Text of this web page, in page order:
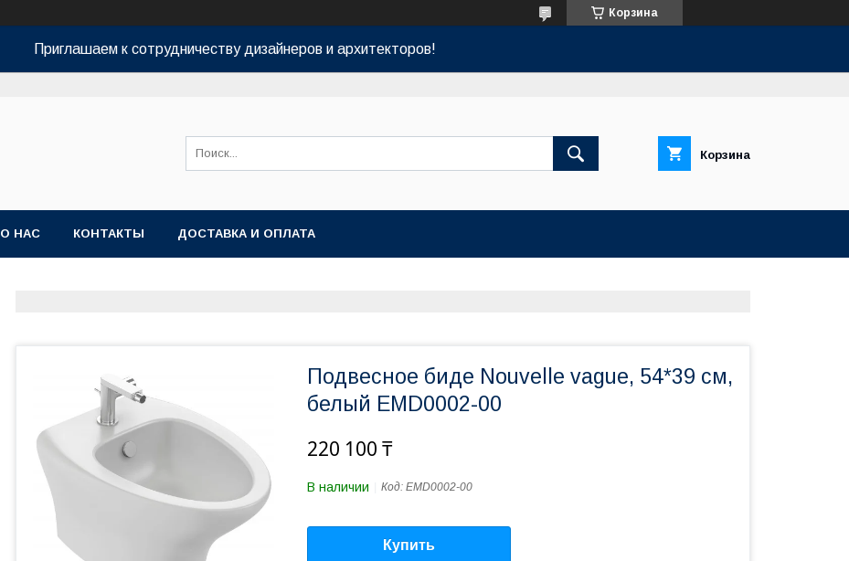
Корзина
Приглашаем к сотрудничеству дизайнеров и архитекторов!
Корзина
О НАС КОНТАКТЫ ДОСТАВКА И ОПЛАТА
Подвесное биде Nouvelle vague, 54*39 см,
белый EMD0002-00
220 100 ₸
В наличии Код: EMD0002-00
Купить